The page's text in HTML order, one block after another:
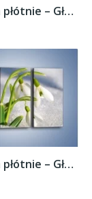
Obraz na płótnie – Głęboko zanurzony...
Obraz na płótnie – Głęboko zanurzony...